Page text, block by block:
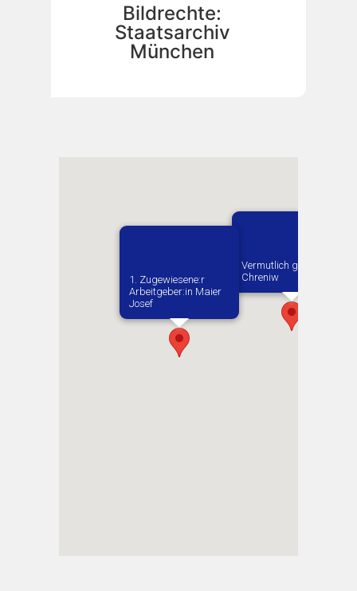
Bildrechte:
Staatsarchiv
München
Vermutlich geboren in
Chreniw
1. Zugewiesene:r
Arbeitgeber:in​ Maier
Josef